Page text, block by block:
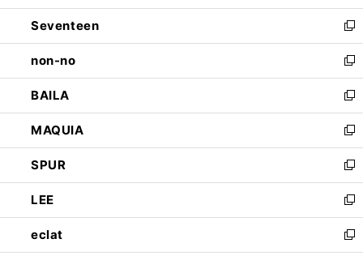
開
く
ウ
で
開
く
ン
ド
ウ
で
開
く
Seventeen
新
し
い
ウ
ィ
ン
ド
ウ
で
開
く
non-no
新
し
い
ウ
ィ
ン
ド
ウ
で
開
く
BAILA
新
し
い
ウ
ィ
ン
ド
ウ
で
開
MAQUIA
新
し
い
ウ
ィ
ン
ド
ウ
SPUR
新
し
い
ウ
ィ
LEE
新
し
い
eclat
新